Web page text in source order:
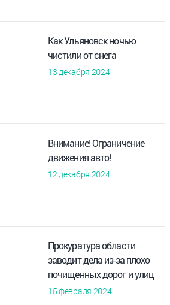
Как Ульяновск ночью
чистили от снега
13 декабря 2024
Внимание! Ограничение
движения авто!
12 декабря 2024
Прокуратура области
заводит дела из-за плохо
почищенных дорог и улиц
15 февраля 2024